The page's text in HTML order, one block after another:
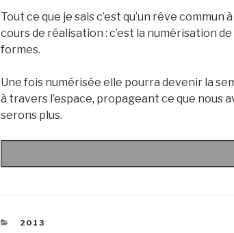
Tout ce que je sais c’est qu’un rêve commun
cours de réalisation : c’est la numérisation
formes.
Une fois numérisée elle pourra devenir la
à travers l’espace, propageant ce que nous
serons plus.
CATEGORIES
2013